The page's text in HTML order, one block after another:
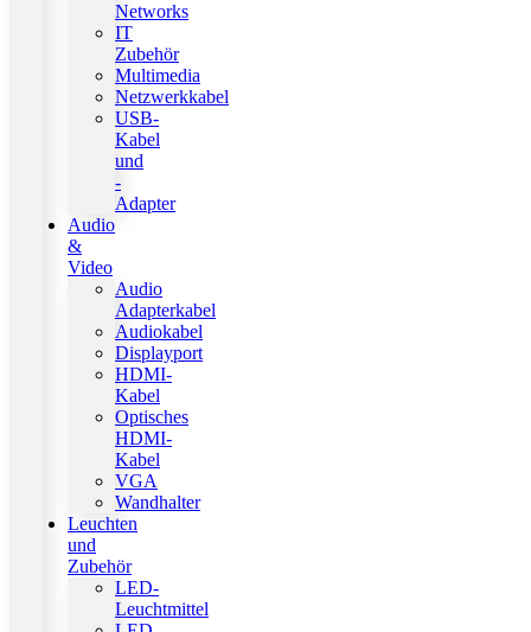
Networks
IT
Zubehör
Multimedia
Netzwerkkabel
USB-
Kabel
und
-
Adapter
Audio
&
Video
Audio
Adapterkabel
Audiokabel
Displayport
HDMI-
Kabel
Optisches
HDMI-
Kabel
VGA
Wandhalter
Leuchten
und
Zubehör
LED-
Leuchtmittel